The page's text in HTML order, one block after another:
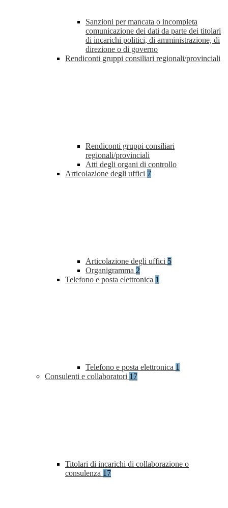
Sanzioni per mancata o incompleta
comunicazione dei dati da parte dei titolari
di incarichi politici, di amministrazione, di
direzione o di governo
Rendiconti gruppi consiliari regionali/provinciali
Rendiconti gruppi consiliari
regionali/provinciali
Atti degli organi di controllo
Articolazione degli uffici 7
Articolazione degli uffici 5
Organigramma 2
Telefono e posta elettronica 1
Telefono e posta elettronica 1
Consulenti e collaboratori 17
Titolari di incarichi di collaborazione o
consulenza 17